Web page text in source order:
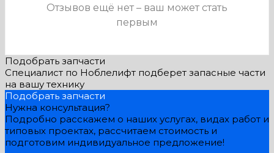
Отзывов ещё нет – ваш может стать
первым
Подобрать запчасти
Специалист по Ноблелифт подберет запасные части
на вашу технику
Подобрать запчасти
Нужна консультация?
Подробно расскажем о наших услугах, видах работ и
типовых проектах, рассчитаем стоимость и
подготовим индивидуальное предложение!